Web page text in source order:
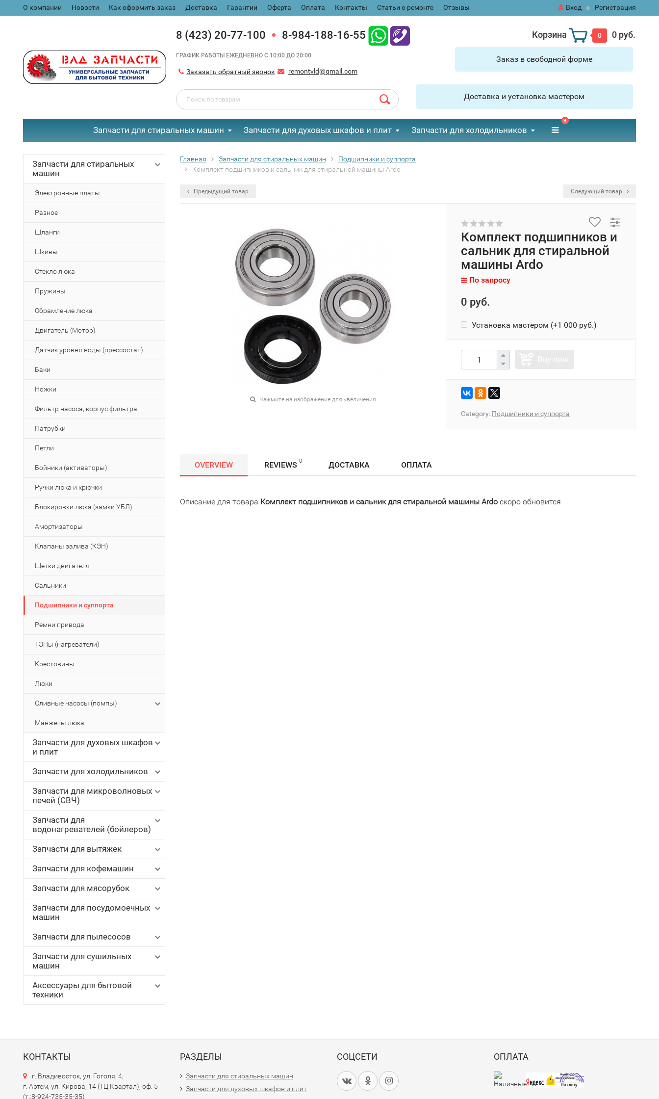
О компании Новости Как оформить заказ Доставка Гарантии Оферта Оплата Контакты Статьи о ремонте Отзывы Вход Регистрация
8 (423) 20-77-100 8-984-188-16-55
ГРАФИК РАБОТЫ ЕЖЕДНЕВНО С 10:00 ДО 20:00
Заказать обратный звонок remontvld@gmail.com
Корзина 0 0 руб.
Заказ в свободной форме
Доставка и установка мастером
Запчасти для стиральных машин Запчасти для духовых шкафов и плит Запчасти для холодильников
9
Запчасти для стиральных
машин
Электронные платы
Разное
Шланги
Шкивы
Стекло люка
Пружины
Обрамление люка
Двигатель (Мотор)
Датчик уровня воды (прессостат)
Баки
Ножки
Фильтр насоса, корпус фильтра
Патрубки
Петли
Бойники (активаторы)
Ручки люка и крючки
Блокировки люка (замки УБЛ)
Амортизаторы
Клапаны залива (КЭН)
Щетки двигателя
Сальники
Подшипники и суппорта
Ремни привода
ТЭНы (нагреватели)
Крестовины
Люки
Сливные насосы (помпы)
Манжеты люка
Запчасти для духовых шкафов
и плит
Запчасти для холодильников
Запчасти для микроволновых
печей (СВЧ)
Запчасти для
водонагревателей (бойлеров)
Запчасти для вытяжек
Запчасти для кофемашин
Запчасти для мясорубок
Запчасти для посудомоечных
машин
Запчасти для пылесосов
Запчасти для сушильных
машин
Аксессуары для бытовой
техники
Главная Запчасти для стиральных машин
Подшипники и суппорта
Комплект подшипников и сальник для стиральной машины Ardo
Предыдущий товар Следующий товар
Нажмите на изображение для увеличения
Комплект подшипников и
сальник для стиральной
машины Ardo
По запросу
0 руб.
Установка мастером (+1 000 руб.)
Category: Подшипники и суппорта
OVERVIEW REVIEWS 0 ДОСТАВКА ОПЛАТА
Описание для товара Комплект подшипников и сальник для стиральной машины Ardo скоро обновится
КОНТАКТЫ
г. Владивосток, ул. Гоголя, 4;
г. Артем, ул. Кирова, 14 (ТЦ Квартал), оф. 5
(т.:8-924-735-35-35)
РАЗДЕЛЫ
Запчасти для стиральных машин
Запчасти для духовых шкафов и плит
СОЦСЕТИ ОПЛАТА